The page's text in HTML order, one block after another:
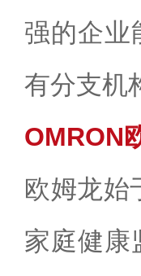
强的企业
有分支机
OMRON
欧姆龙始
家庭健康